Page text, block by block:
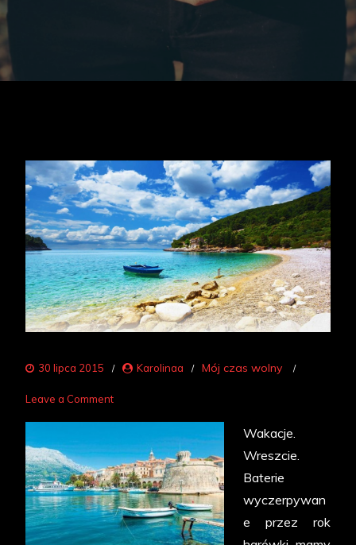
30 lipca 2015 Karolinaa Mój czas wolny
Leave a Commenton
Chorwacja
o
co
chodzi?
Wakacje.
Wreszcie.
Baterie
wyczerpywan
e przez rok